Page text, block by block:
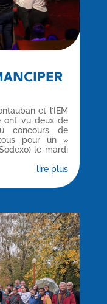
et l’IEM
ont vu deux de
concours de
pour un »
le mardi
lire plus